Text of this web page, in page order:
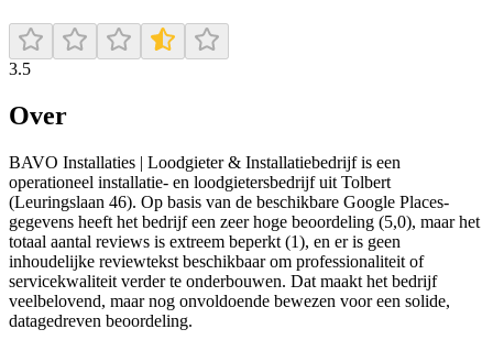
3.5
Over
BAVO Installaties | Loodgieter & Installatiebedrijf is een
operationeel installatie- en loodgietersbedrijf uit Tolbert
(Leuringslaan 46). Op basis van de beschikbare Google Places-
gegevens heeft het bedrijf een zeer hoge beoordeling (5,0), maar het
totaal aantal reviews is extreem beperkt (1), en er is geen
inhoudelijke reviewtekst beschikbaar om professionaliteit of
servicekwaliteit verder te onderbouwen. Dat maakt het bedrijf
veelbelovend, maar nog onvoldoende bewezen voor een solide,
datagedreven beoordeling.